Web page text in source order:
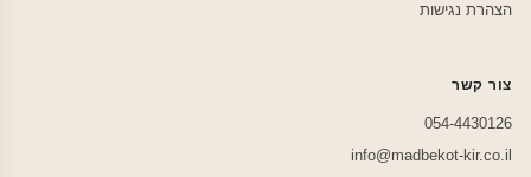
הצהרת נגישות
צור קשר
054-4430126
info@madbekot-kir.co.il